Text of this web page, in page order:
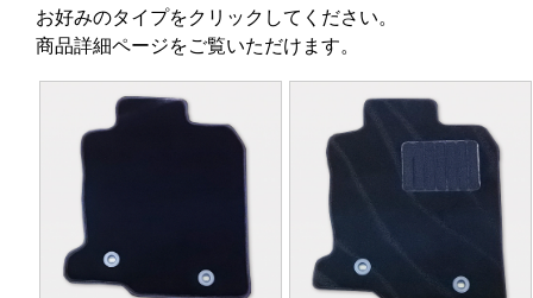
お好みのタイプをクリックしてください。
商品詳細ページをご覧いただけます。